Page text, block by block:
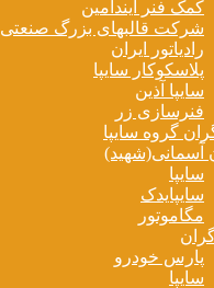
کمک فنر ایندامین
شرکت قالبهای بزرگ صنعتی
رادیاتور ایران
پلاسکوکار سایپا
سایپا آذین
فنرسازی زر
گروه سایپا
آسمانی(شهید)
سایپا
سایپایدک
مگاموتور
پارس خودرو
سایپا